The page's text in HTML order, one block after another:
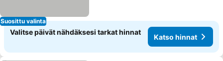
Suosittu valinta
Valitse päivät nähdäksesi tarkat hinnat
Katso hinnat